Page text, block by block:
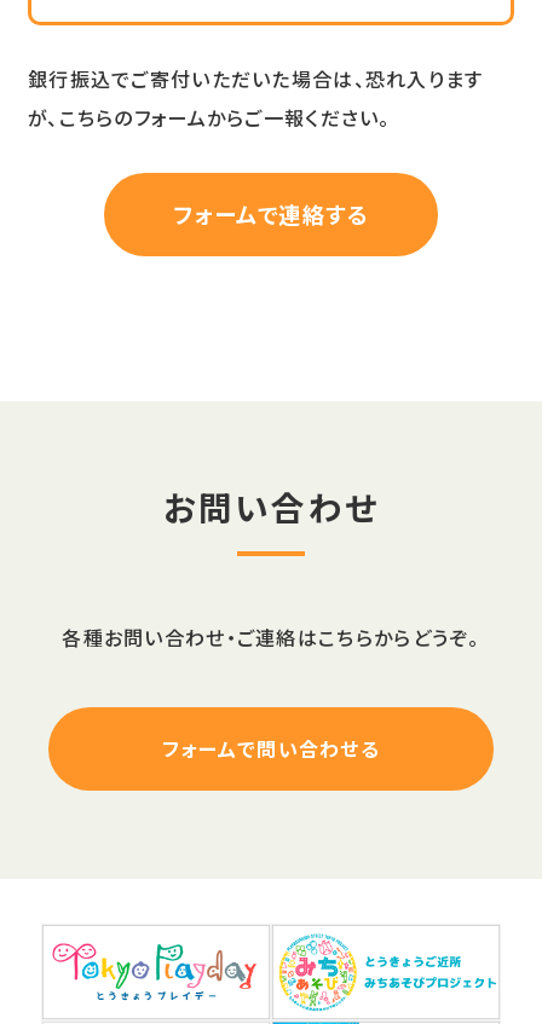
銀行振込でご寄付いただいた場合は、恐れ入ります
が、こちらのフォームからご一報ください。
フォームで連絡する
お問い合わせ
各種お問い合わせ・ご連絡はこちらからどうぞ。
フォームで問い合わせる